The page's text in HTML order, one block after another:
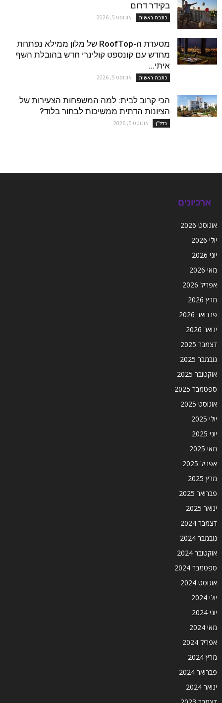
בקידר דרום
כתבה ראשית אוגוסט 5, 2026
מסעדת ה-RoofTop של מלון ממילא נפתחת
מחדש עם קונספט קולינרי חדש בהובלת השף
איתי...
כתבה ראשית אוגוסט 5, 2026
הכי קרוב לבית: למה המשפחות הצעירות של
הציונות הדתית ממשיכות לבחור בלוד?
נדל''ן אוגוסט 5, 2026
ארכיונים
אוגוסט 2026
יולי 2026
יוני 2026
מאי 2026
אפריל 2026
מרץ 2026
פברואר 2026
ינואר 2026
דצמבר 2025
נובמבר 2025
אוקטובר 2025
ספטמבר 2025
אוגוסט 2025
יולי 2025
יוני 2025
מאי 2025
אפריל 2025
מרץ 2025
פברואר 2025
ינואר 2025
דצמבר 2024
נובמבר 2024
אוקטובר 2024
ספטמבר 2024
אוגוסט 2024
יולי 2024
יוני 2024
מאי 2024
אפריל 2024
מרץ 2024
פברואר 2024
ינואר 2024